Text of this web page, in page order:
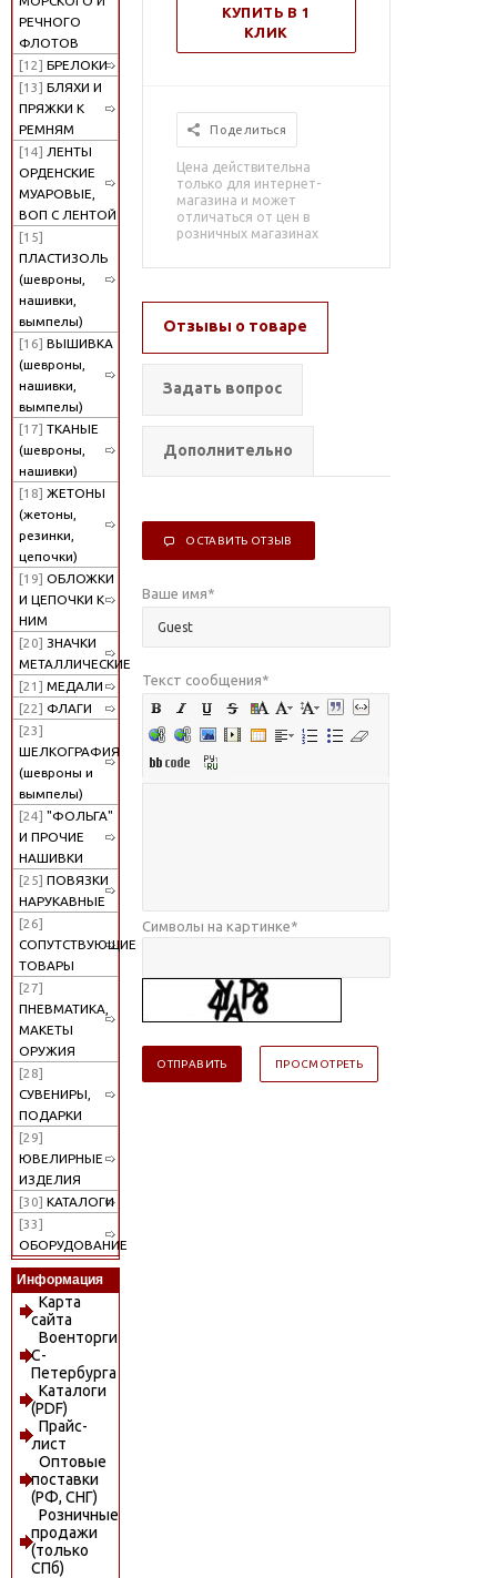
РЕЧНОГО
ФЛОТОВ
[12] БРЕЛОКИ
[13] БЛЯХИ И
ПРЯЖКИ К
РЕМНЯМ
[14] ЛЕНТЫ
ОРДЕНСКИЕ
МУАРОВЫЕ,
ВОП С ЛЕНТОЙ
[15]
ПЛАСТИЗОЛЬ
(шевроны,
нашивки,
вымпелы)
[16] ВЫШИВКА
(шевроны,
нашивки,
вымпелы)
[17] ТКАНЫЕ
(шевроны,
нашивки)
[18] ЖЕТОНЫ
(жетоны,
резинки,
цепочки)
[19] ОБЛОЖКИ
И ЦЕПОЧКИ К
НИМ
[20] ЗНАЧКИ
МЕТАЛЛИЧЕСКИЕ
[21] МЕДАЛИ
[22] ФЛАГИ
[23]
ШЕЛКОГРАФИЯ
(шевроны и
вымпелы)
[24] "ФОЛЬГА"
И ПРОЧИЕ
НАШИВКИ
[25] ПОВЯЗКИ
НАРУКАВНЫЕ
[26]
СОПУТСТВУЮЩИЕ
ТОВАРЫ
[27]
ПНЕВМАТИКА,
МАКЕТЫ
ОРУЖИЯ
[28]
СУВЕНИРЫ,
ПОДАРКИ
[29]
ЮВЕЛИРНЫЕ
ИЗДЕЛИЯ
[30] КАТАЛОГИ
[33]
ОБОРУДОВАНИЕ
Информация
Карта
сайта
Военторги
С-
Петербурга
Каталоги
(PDF)
Прайс-
лист
Оптовые
поставки
(РФ, СНГ)
Розничные
продажи
(только
СПб)
КУПИТЬ В 1
КЛИК
Поделиться
Цена действительна
только для интернет-
магазина и может
отличаться от цен в
розничных магазинах
Отзывы о товаре
Задать вопрос
Дополнительно
ОСТАВИТЬ ОТЗЫВ
Ваше имя*
Текст сообщения*
Символы на картинке*